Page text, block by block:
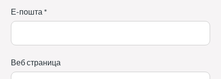
Е-пошта *
Веб страница